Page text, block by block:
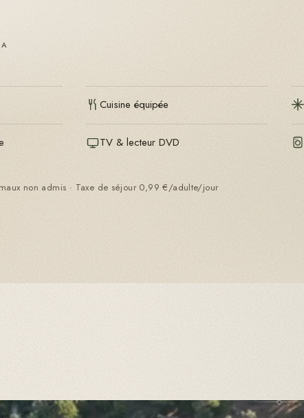
Cuisine équipée
TV & lecteur DVD
non admis · Taxe de séjour 0,99 €/adulte/jour